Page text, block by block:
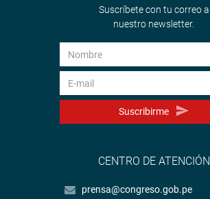
Suscríbete con tu correo a
nuestro newsletter.
Suscribirme
CENTRO DE ATENCIÓN
prensa@congreso.gob.pe